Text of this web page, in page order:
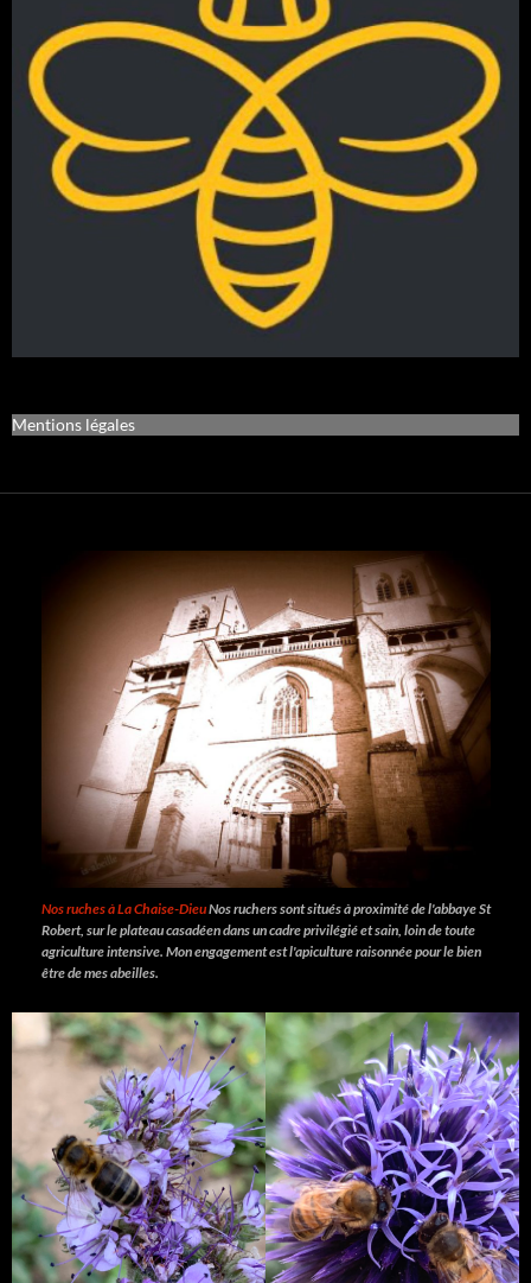
Mentions légales
Nos ruches à La Chaise-DieuNos ruchers sont situés à proximité de l'abbaye St
Robert, sur le plateau casadéen dans un cadre privilégié et sain, loin de toute
agriculture intensive. Mon engagement est l'apiculture raisonnée pour le bien
être de mes abeilles.